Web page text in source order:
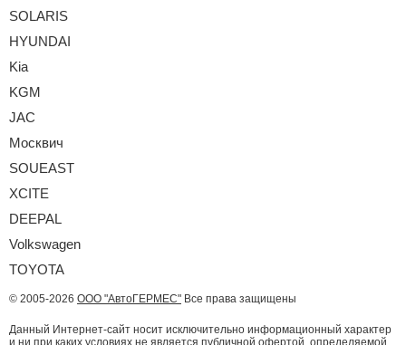
SOLARIS
HYUNDAI
Kia
KGM
JAC
Москвич
SOUEAST
XCITE
DEEPAL
Volkswagen
TOYOTA
© 2005-2026 ООО "АвтоГЕРМЕС" Все права защищены
Данный Интернет-сайт носит исключительно информационный характер
и ни при каких условиях не является публичной офертой, определяемой